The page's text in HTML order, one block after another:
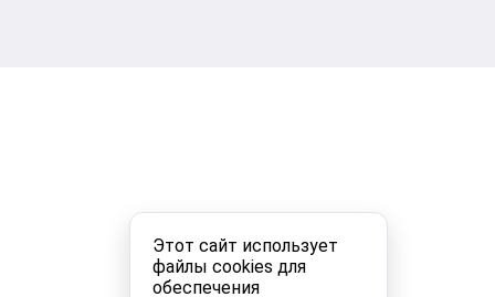
Этот сайт использует
файлы cookies для
обеспечения